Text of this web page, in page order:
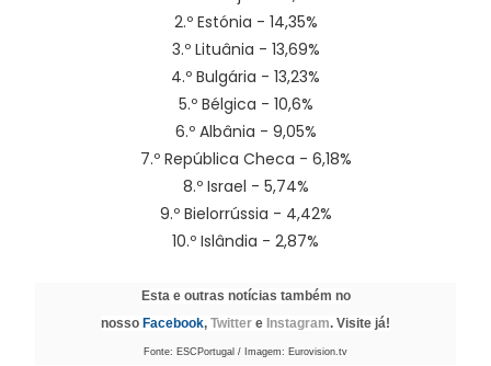
2.º Estónia - 14,35%
3.º Lituânia - 13,69%
4.º Bulgária - 13,23%
5.º Bélgica - 10,6%
6.º Albânia - 9,05%
7.º República Checa - 6,18%
8.º Israel - 5,74%
9.º Bielorrússia - 4,42%
10.º Islândia - 2,87%
Esta e outras notícias também no
nosso Facebook, Twitter e Instagram. Visite já!
Fonte: ESCPortugal / Imagem: Eurovision.tv